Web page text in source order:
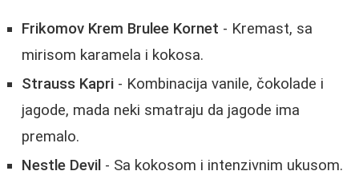
Frikomov Krem Brulee Kornet - Kremast, sa
mirisom karamela i kokosa.
Strauss Kapri - Kombinacija vanile, čokolade i
jagode, mada neki smatraju da jagode ima
premalo.
Nestle Devil - Sa kokosom i intenzivnim ukusom.